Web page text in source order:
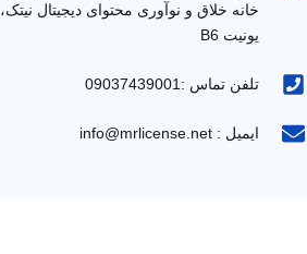
خانه خلاق و نوآوری محتوای دیجیتال نیتک،
یونیت B6
تلفن تماس :09037439001
ایمیل : info@mrlicense.net